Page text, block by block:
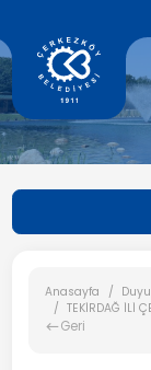
Anasayfa
TEKİRDAĞ İLİ
Geri